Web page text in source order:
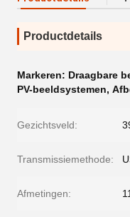
Productdetails
Markeren: Draagbare
PV-beeldsystemen,
Gezichtsveld:
Transmissiemethode:
Afmetingen: